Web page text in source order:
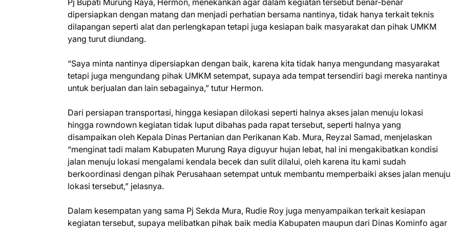
Pj Bupati Murung Raya, Hermon, menekankan agar dalam kegiatan tersebut benar-benar
dipersiapkan dengan matang dan menjadi perhatian bersama nantinya, tidak hanya terkait teknis
dilapangan seperti alat dan perlengkapan tetapi juga kesiapan baik masyarakat dan pihak UMKM
yang turut diundang.
“Saya minta nantinya dipersiapkan dengan baik, karena kita tidak hanya mengundang masyarakat
tetapi juga mengundang pihak UMKM setempat, supaya ada tempat tersendiri bagi mereka nantinya
untuk berjualan dan lain sebagainya,” tutur Hermon.
Dari persiapan transportasi, hingga kesiapan dilokasi seperti halnya akses jalan menuju lokasi
hingga rowndown kegiatan tidak luput dibahas pada rapat tersebut, seperti halnya yang
disampaikan oleh Kepala Dinas Pertanian dan Perikanan Kab. Mura, Reyzal Samad, menjelaskan
“menginat tadi malam Kabupaten Murung Raya diguyur hujan lebat, hal ini mengakibatkan kondisi
jalan menuju lokasi mengalami kendala becek dan sulit dilalui, oleh karena itu kami sudah
berkoordinasi dengan pihak Perusahaan setempat untuk membantu memperbaiki akses jalan menuju
lokasi tersebut,” jelasnya.
Dalam kesempatan yang sama Pj Sekda Mura, Rudie Roy juga menyampaikan terkait kesiapan
kegiatan tersebut, supaya melibatkan pihak baik media Kabupaten maupun dari Dinas Kominfo agar